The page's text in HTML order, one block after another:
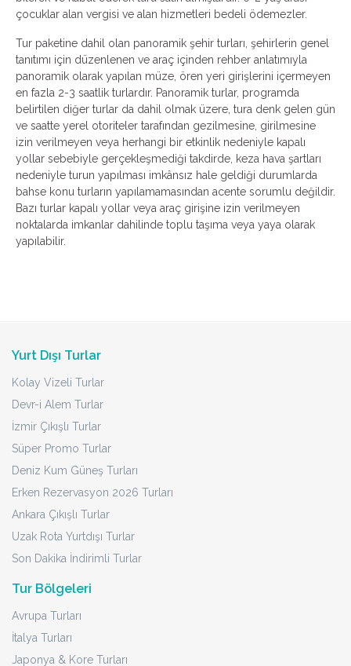
çocuklar alan vergisi ve alan hizmetleri bedeli ödemezler.
Tur paketine dahil olan panoramik şehir turları, şehirlerin genel
tanıtımı için düzenlenen ve araç içinden rehber anlatımıyla
panoramik olarak yapılan müze, ören yeri girişlerini içermeyen
en fazla 2-3 saatlik turlardır. Panoramik turlar, programda
belirtilen diğer turlar da dahil olmak üzere, tura denk gelen gün
ve saatte yerel otoriteler tarafından gezilmesine, girilmesine
izin verilmeyen veya herhangi bir etkinlik nedeniyle kapalı
yollar sebebiyle gerçekleşmediği takdirde, keza hava şartları
nedeniyle turun yapılması imkânsız hale geldiği durumlarda
bahse konu turların yapılamamasından acente sorumlu değildir.
Bazı turlar kapalı yollar veya araç girişine izin verilmeyen
noktalarda imkanlar dahilinde toplu taşıma veya yaya olarak
yapılabilir.
Yurt Dışı Turlar
Kolay Vizeli Turlar
Devr-i Alem Turlar
İzmir Çıkışlı Turlar
Süper Promo Turlar
Deniz Kum Güneş Turları
Erken Rezervasyon 2026 Turları
Ankara Çıkışlı Turlar
Uzak Rota Yurtdışı Turlar
Son Dakika İndirimli Turlar
Tur Bölgeleri
Avrupa Turları
İtalya Turları
Japonya & Kore Turları